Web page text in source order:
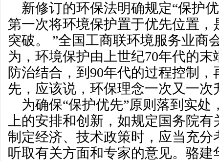
新修订的环保法明确规定“保护
第一次将环境保护置于优先位置，
突破。 ”全国工商联环境服务业商
为，环境保护由上世纪70年代的末
防治结合，到90年代的过程控制
先，应该说，环保理念一次又一次
为确保“保护优先”原则落到实处
上的安排和创新，如规定国务院
制定经济、技术政策时，应当充分
听取有关方面和专家的意见。骆建